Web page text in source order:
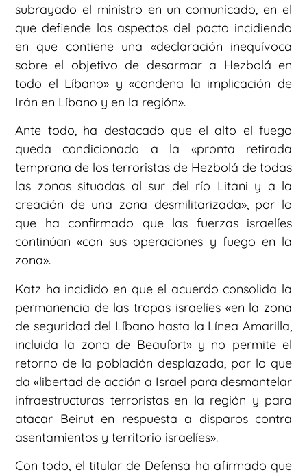
subrayado el ministro en un comunicado, en el
que defiende los aspectos del pacto incidiendo
en que contiene una «declaración inequívoca
sobre el objetivo de desarmar a Hezbolá en
todo el Líbano» y «condena la implicación de
Irán en Líbano y en la región».
Ante todo, ha destacado que el alto el fuego
queda condicionado a la «pronta retirada
temprana de los terroristas de Hezbolá de todas
las zonas situadas al sur del río Litani y a la
creación de una zona desmilitarizada», por lo
que ha confirmado que las fuerzas israelíes
continúan «con sus operaciones y fuego en la
zona».
Katz ha incidido en que el acuerdo consolida la
permanencia de las tropas israelíes «en la zona
de seguridad del Líbano hasta la Línea Amarilla,
incluida la zona de Beaufort» y no permite el
retorno de la población desplazada, por lo que
da «libertad de acción a Israel para desmantelar
infraestructuras terroristas en la región y para
atacar Beirut en respuesta a disparos contra
asentamientos y territorio israelíes».
Con todo, el titular de Defensa ha afirmado que